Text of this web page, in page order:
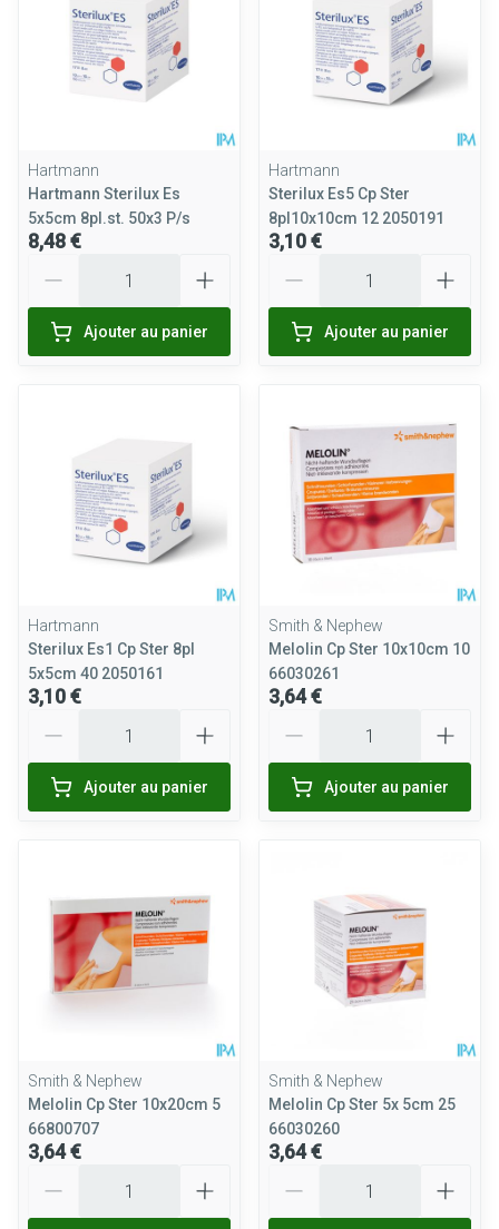
Hartmann
Hartmann Sterilux Es
5x5cm 8pl.st. 50x3 P/s
8,48 €
Ajouter au panier
Hartmann
Sterilux Es5 Cp Ster
8pl10x10cm 12 2050191
3,10 €
Ajouter au panier
Hartmann
Sterilux Es1 Cp Ster 8pl
5x5cm 40 2050161
3,10 €
Ajouter au panier
Smith & Nephew
Melolin Cp Ster 10x10cm 10
66030261
3,64 €
Ajouter au panier
Smith & Nephew
Melolin Cp Ster 10x20cm 5
66800707
3,64 €
Smith & Nephew
Melolin Cp Ster 5x 5cm 25
66030260
3,64 €